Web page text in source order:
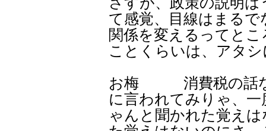
て感覚、目線はまる
関係を変えるってと
ことくらいは、アタ
お梅 消費税の話な
に言われてみりゃ、
ゃんと聞かれた覚え